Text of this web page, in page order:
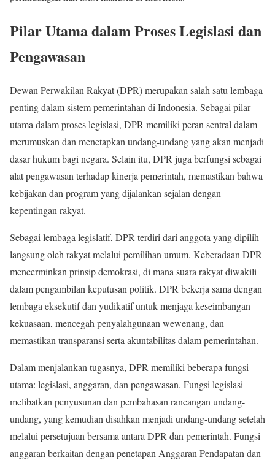
Pilar Utama dalam Proses Legislasi dan
Pengawasan
Dewan Perwakilan Rakyat (DPR) merupakan salah satu lembaga
penting dalam sistem pemerintahan di Indonesia. Sebagai pilar
utama dalam proses legislasi, DPR memiliki peran sentral dalam
merumuskan dan menetapkan undang-undang yang akan menjadi
dasar hukum bagi negara. Selain itu, DPR juga berfungsi sebagai
alat pengawasan terhadap kinerja pemerintah, memastikan bahwa
kebijakan dan program yang dijalankan sejalan dengan
kepentingan rakyat.
Sebagai lembaga legislatif, DPR terdiri dari anggota yang dipilih
langsung oleh rakyat melalui pemilihan umum. Keberadaan DPR
mencerminkan prinsip demokrasi, di mana suara rakyat diwakili
dalam pengambilan keputusan politik. DPR bekerja sama dengan
lembaga eksekutif dan yudikatif untuk menjaga keseimbangan
kekuasaan, mencegah penyalahgunaan wewenang, dan
memastikan transparansi serta akuntabilitas dalam pemerintahan.
Dalam menjalankan tugasnya, DPR memiliki beberapa fungsi
utama: legislasi, anggaran, dan pengawasan. Fungsi legislasi
melibatkan penyusunan dan pembahasan rancangan undang-
undang, yang kemudian disahkan menjadi undang-undang setelah
melalui persetujuan bersama antara DPR dan pemerintah. Fungsi
anggaran berkaitan dengan penetapan Anggaran Pendapatan dan